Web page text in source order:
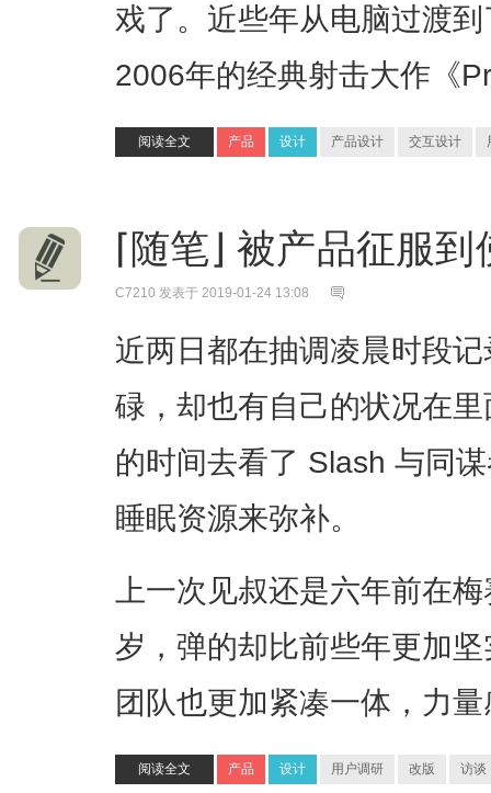
戏了。近些年从电脑过渡
2006年的经典射击大作《
阅读全文 产品 设计 产品设计 交互设计
⌈随笔⌋ 被产品征服
C7210 发表于 2019-01-24 13:08
近两日都在抽调凌晨时段
碌，却也有自己的状况在
的时间去看了 Slash 与同
睡眠资源来弥补。
上一次见叔还是六年前在
岁，弹的却比前些年更加
团队也更加紧凑一体，力
阅读全文 产品 设计 用户调研 改版 访谈